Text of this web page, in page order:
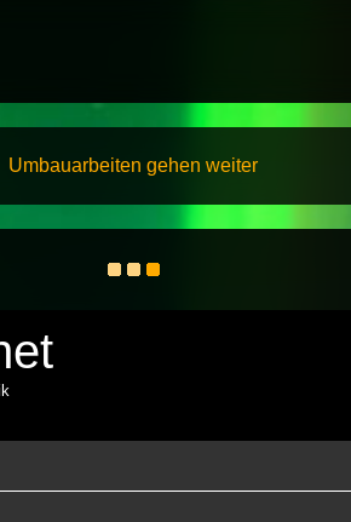
Umbauarbeiten gehen weiter